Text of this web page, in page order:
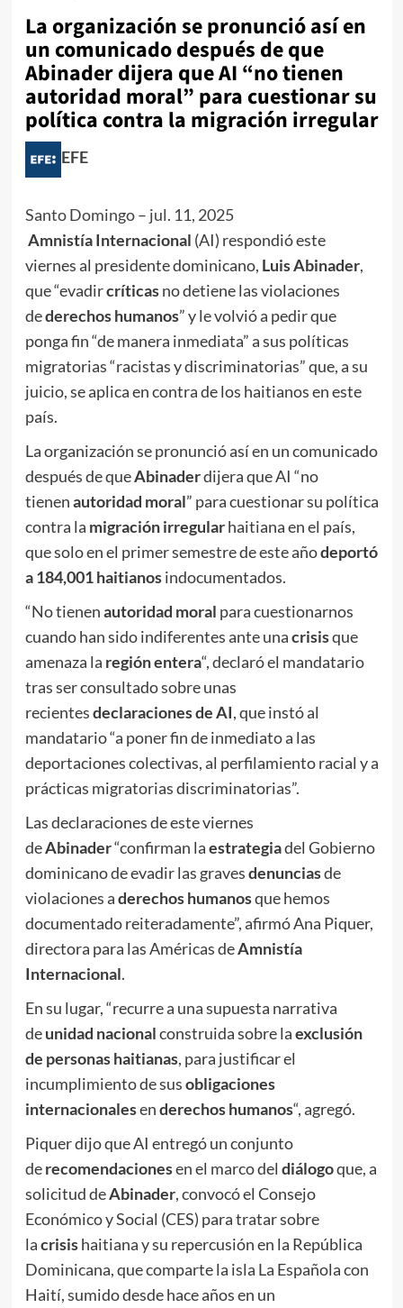
La organización se pronunció así en
un comunicado después de que
Abinader dijera que AI “no tienen
autoridad moral” para cuestionar su
política contra la migración irregular
EFE
Santo Domingo– jul. 11, 2025
Amnistía Internacional (AI) respondió este
viernes al presidente dominicano, Luis Abinader,
que “evadircríticasno detiene las violaciones
dederechos humanos” y le volvió a pedir que
ponga fin “de manera inmediata” a sus políticas
migratorias “racistas y discriminatorias” que, a su
juicio, se aplica en contra de los haitianos en este
país.
La organización se pronunció así en un comunicado
después de queAbinaderdijera que AI “no
tienenautoridad moral” para cuestionar su política
contra la migración irregularhaitiana en el país,
que solo en el primer semestre de este añodeportó
a 184,001 haitianosindocumentados.
“No tienenautoridad moral para cuestionarnos
cuando han sido indiferentes ante unacrisisque
amenaza la región entera“, declaró el mandatario
tras ser consultado sobre unas
recientesdeclaraciones de AI, que instó al
mandatario “a poner fin de inmediato a las
deportaciones colectivas, al perfilamiento racial y a
prácticas migratorias discriminatorias”.
Las declaraciones de este viernes
deAbinader“confirman laestrategiadel Gobierno
dominicano de evadir las gravesdenunciasde
violaciones aderechos humanosque hemos
documentado reiteradamente”, afirmó Ana Piquer,
directora para las Américas deAmnistía
Internacional.
En su lugar, “recurre a una supuesta narrativa
deunidad nacionalconstruida sobre laexclusión
de personas haitianas, para justificar el
incumplimiento de susobligaciones
internacionalesenderechos humanos“, agregó.
Piquer dijo que AI entregó un conjunto
derecomendacionesen el marco del diálogoque, a
solicitud deAbinader, convocó el Consejo
Económico y Social (CES) para tratar sobre
lacrisishaitiana y su repercusión en la República
Dominicana, que comparte la isla La Española con
Haití, sumido desde hace años en un